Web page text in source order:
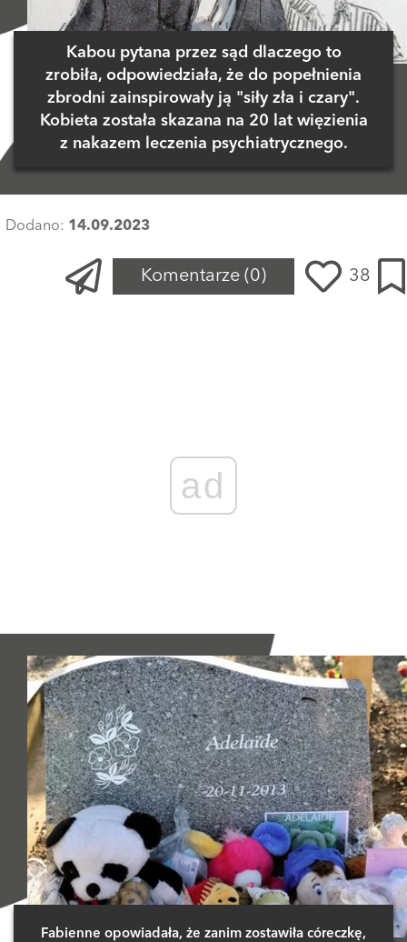
Kabou pytana przez sąd dlaczego to
zrobiła, odpowiedziała, że do popełnienia
zbrodni zainspirowały ją "siły zła i czary".
Kobieta została skazana na 20 lat więzienia
z nakazem leczenia psychiatrycznego.
Dodano: 14.09.2023
Komentarze (0) 38
ad
Fabienne opowiadała, że zanim zostawiła córeczkę,